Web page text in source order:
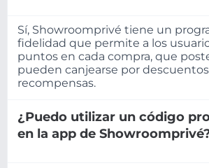
Sí, Showroomprivé tiene un
fidelidad que permite a los
puntos en cada compra, que
pueden canjearse por
recompensas.
¿Puedo utilizar un código
en la app de